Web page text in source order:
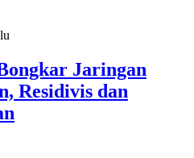
Jaringan
Residivis dan